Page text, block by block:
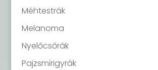
Méhtestrák
Melanoma
Nyelőcsőrák
Pajzsmirigyrák